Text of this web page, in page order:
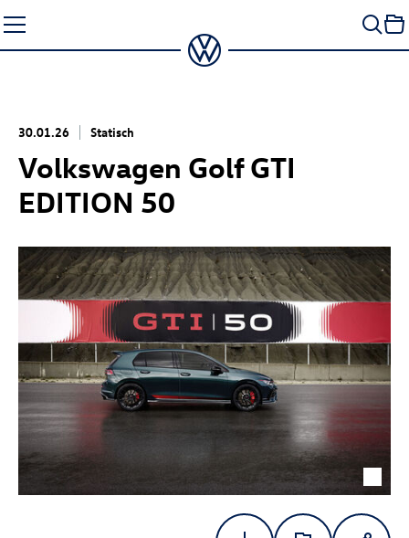
Seiteninhalt
springen
30.01.26 Statisch
Volkswagen Golf GTI
EDITION 50